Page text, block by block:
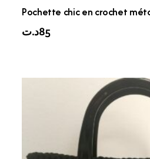
Pochette chic en crochet
85د.ت